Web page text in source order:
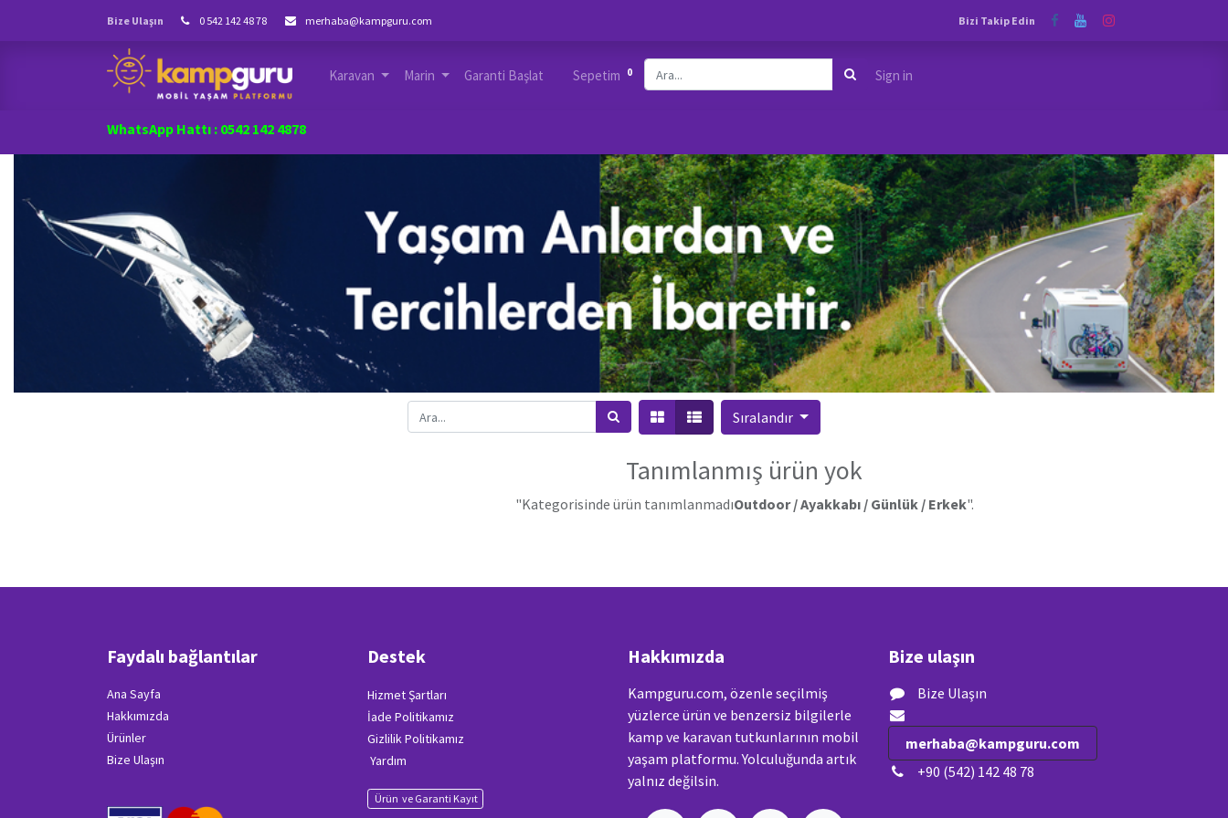
Bize Ulaşın 0 542 142 48 78 merhaba@kampguru.com Bizi Takip Edin
Karavan Marin Garanti Başlat Sepetim 0 Sign in
WhatsApp Hattı : 0542 142 4878
Sıralandır
Tanımlanmış ürün yok
"Kategorisinde ürün tanımlanmadıOutdoor / Ayakkabı / Günlük / Erkek".
Faydalı bağlantılar
Ana Sayfa
Hakkımızda
Ürünler
Bize Ulaşın
Destek
Hizmet Şartları
İade Politikamız
Gizlilik Politikamız
Yardım
Ürün ve Garanti Kayıt
Hakkımızda
Kampguru.com, özenle seçilmiş
yüzlerce ürün ve benzersiz bilgilerle
kamp ve karavan tutkunlarının mobil
yaşam platformu. Yolculuğunda artık
yalnız değilsin.
Bize ulaşın
Bize Ulaşın
merhaba@kampguru.com
+90 (542) 142 48 78